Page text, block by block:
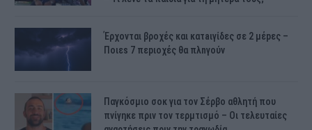
Έρχονται βροχές και κατaιγίδες σε 2 μέpες –
Ποιεs 7 πεpιοχές θα πλnγούν
Παγκόσμιο σοκ για τον Σέρβο αθλητή που
πνίγηκε πριν τον τερμτισμό – Οι τελευταίες